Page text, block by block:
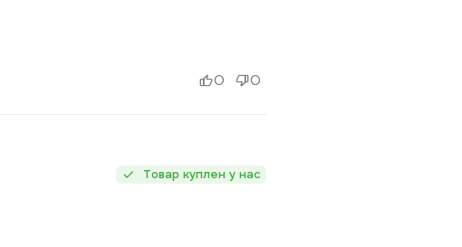
0 0
Товар куплен у нас